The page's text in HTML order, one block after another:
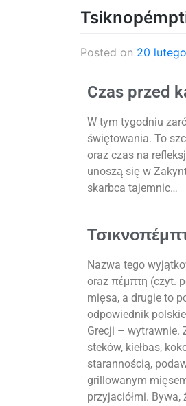
Posted on 20
Czas przed
W tym tygodniu
świętowania. To
oraz czas na
unoszą się w
skarbca tajemnic…
Nazwa tego
oraz πέμπτη (czyt.
mięsa, a drugie to
odpowiednik
Grecji – wytrawnie.
steków, kiełbas,
starannością,
grillowanym
przyjaciółmi.